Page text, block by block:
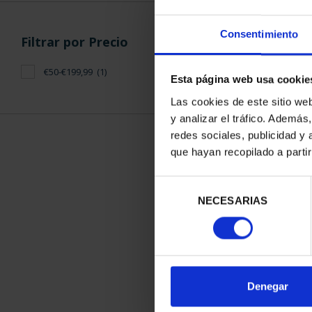
Consentimiento
Esta página web usa
Las cookies de este sitio
y analizar el tráfico.
redes sociales, publicidad y
que hayan recopilado a
consentimiento
NECESARIAS
Denegar
Filtrar por Precio
€50-€199,99 (1)
CIUDADES
ORDENAR POR: